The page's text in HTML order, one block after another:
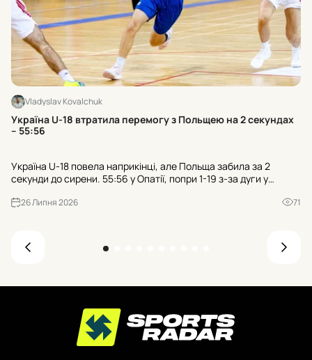
Vladyslav Kovalchuk
Україна U-18 втратила перемогу з Польщею на 2 секундах
– 55:56
Україна U-18 повела наприкінці, але Польща забила за 2
секунди до сирени. 55:56 у Опатії, попри 1-19 з-за дуги у
26 Липня 2026 71